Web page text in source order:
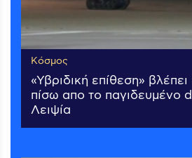
Κόσμος
«Υβριδική επίθεση»
πίσω απο το παγιδευμένο
Λειψία